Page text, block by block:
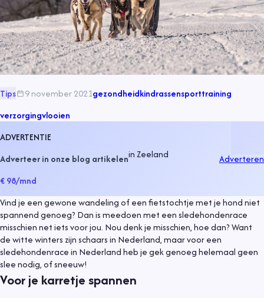
Tips 9 november 2021gezondheidkindrassensporttraining
verzorgingvlooien
ADVERTENTIE
Adverteer in onze blog artikeleninZeeland
€ 98/mnd
Adverteren
Vind je een gewone wandeling of een fietstochtje met je hond niet
spannend genoeg? Dan is meedoen met een sledehondenrace
misschien net iets voor jou. Nou denk je misschien, hoe dan? Want
de witte winters zijn schaars in Nederland, maar voor een
sledehondenrace in Nederland heb je gek genoeg helemaal geen
slee nodig, of sneeuw!
Voor je karretje spannen